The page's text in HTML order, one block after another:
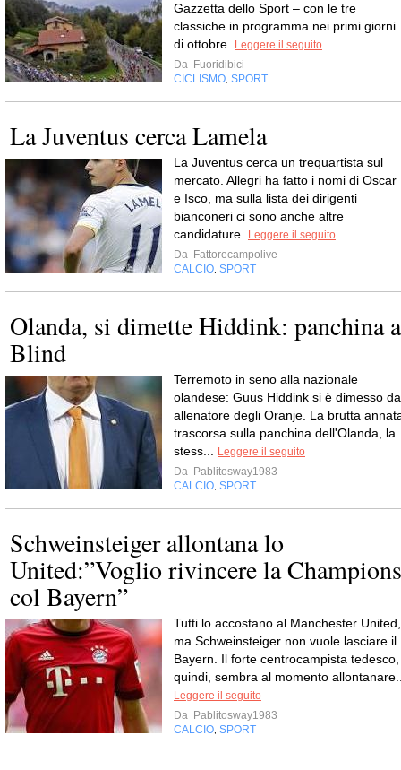
Gazzetta dello Sport – con le tre
classiche in programma nei primi giorni
di ottobre.
Leggere il seguito
Da Fuoridibici
CICLISMO SPORT
La Juventus cerca Lamela
La Juventus cerca un trequartista sul
mercato. Allegri ha fatto i nomi di Oscar
e Isco, ma sulla lista dei dirigenti
bianconeri ci sono anche altre
candidature.
Leggere il seguito
Da Fattorecampolive
CALCIO SPORT
Olanda, si dimette Hiddink: panchina a
Blind
Terremoto in seno alla nazionale
olandese: Guus Hiddink si è dimesso da
allenatore degli Oranje. La brutta
trascorsa sulla panchina dell'Olanda, la
stess...
Leggere il seguito
Da Pablitosway1983
CALCIO SPORT
Schweinsteiger allontana lo
United:”Voglio rivincere la Champions
col Bayern”
Tutti lo accostano al Manchester United,
ma Schweinsteiger non vuole lasciare il
Bayern. Il forte centrocampista tedesco,
quindi, sembra al momento
Leggere il seguito
Da Pablitosway1983
CALCIO SPORT